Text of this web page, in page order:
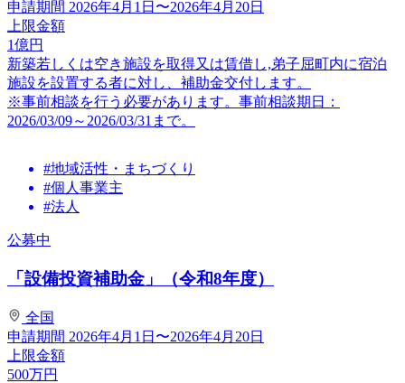
申請期間 2026年4月1日〜2026年4月20日
上限金額
1億円
新築若しくは空き施設を取得又は賃借し,弟子屈町内に宿泊
施設を設置する者に対し、補助金交付します。
※事前相談を行う必要があります。事前相談期日：
2026/03/09～2026/03/31まで。
#地域活性・まちづくり
#個人事業主
#法人
公募中
「設備投資補助金」（令和8年度）
全国
申請期間 2026年4月1日〜2026年4月20日
上限金額
500万円